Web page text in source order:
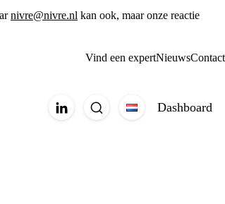
nivre@nivre.nl kan ook, maar onze reactie
Vind een expertNieuwsContact
Dashboard